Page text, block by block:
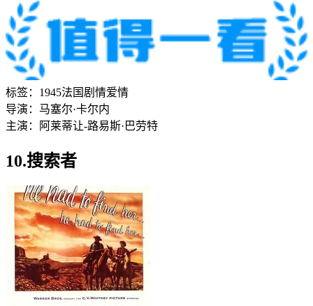
标签： 1945法国 剧情爱情
导演： 马塞尔·卡尔内
主演：
阿莱蒂让-路易斯·巴劳特
10.搜索者